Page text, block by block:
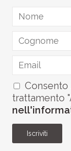
trattamento
Iscriviti